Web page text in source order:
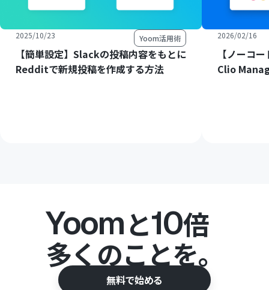
2025/10/23 Yoom活用術
【簡単設定】Slackの投稿内容をもとに
Redditで新規投稿を作成する方法
2026/02/16
【ノーコ
Clio
Yoomと10倍
多くのことを。
無料で始める